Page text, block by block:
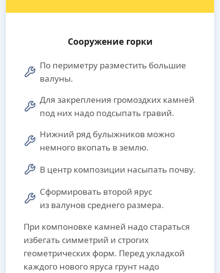
Сооружение горки
По периметру разместить большие
валуны.
Для закрепления громоздких камней
под них надо подсыпать гравий.
Нижний ряд булыжников можно
немного вкопать в землю.
В центр композиции насыпать почву.
Сформировать второй ярус
из валунов среднего размера.
При компоновке камней надо стараться
избегать симметрий и строгих
геометрических форм. Перед укладкой
каждого нового яруса грунт надо